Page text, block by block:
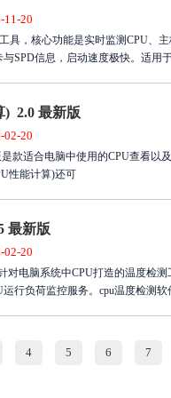
11-20
具，核心功能是实时监测CPU、
SPD信息，启动速度极快。适
) 2.0 最新版
02-20
款适合电脑中使用的CPU查看
性能计算)还可
最新版
02-20
对电脑系统中CPU打造的温度检
行负荷监控服务。cpu温度检测软
4 5 6 7